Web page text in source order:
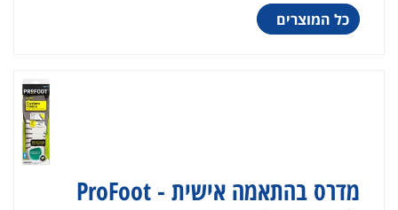
כל המוצרים
מדרס בהתאמה אישית - ProFoot